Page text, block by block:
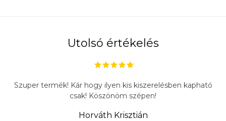
Utolsó értékelés
Szuper termék! Kár hogy ilyen kis kiszerelésben kapható
csak! Köszönöm szépen!
Horváth Krisztián